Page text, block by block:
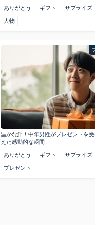
ありがとう ギフト サプライズ
人物
温かな絆！中年男性がプレゼントを
えた感動的な瞬間
ありがとう
ギフト サプライズ
プレゼント